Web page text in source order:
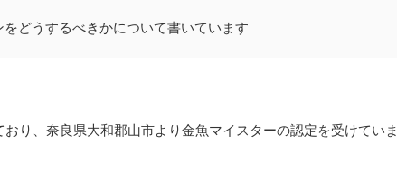
どうするべきかについて書いています
り、奈良県大和郡山市より金魚マイスターの認定を受けていま